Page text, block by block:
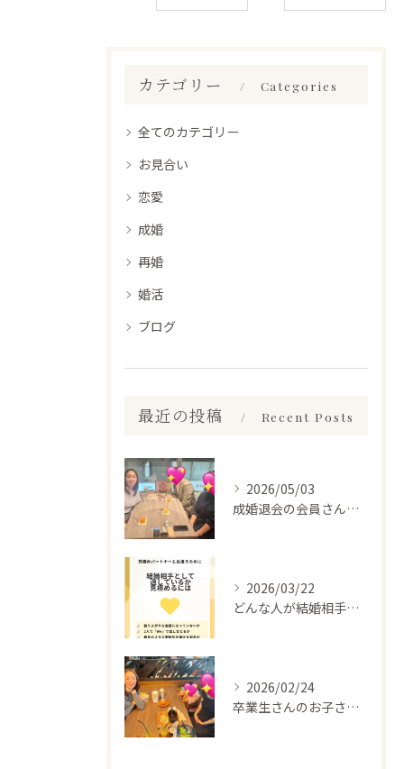
カテゴリー Categories
全てのカテゴリー
お見合い
恋愛
成婚
再婚
婚活
ブログ
最近の投稿 Recent Posts
2026/05/03
成婚退会の会員さんとお会いして来ました✨
2026/03/22
どんな人が結婚相手だといいのか
2026/02/24
卒業生さんのお子さんに会って来ました✨